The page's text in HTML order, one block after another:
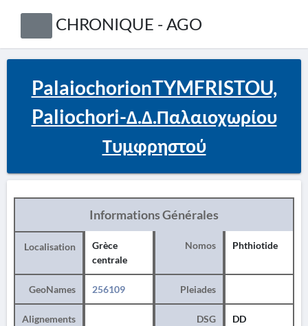
CHRONIQUE - AGO
PalaiochorionTYMFRISTOU,
Paliochori-Δ.Δ.Παλαιοχωρίου
Τυμφρηστού
Informations Générales
Localisation
Grèce
centrale
Nomos Phthiotide
GeoNames 256109 Pleiades
Alignements
DSG DD